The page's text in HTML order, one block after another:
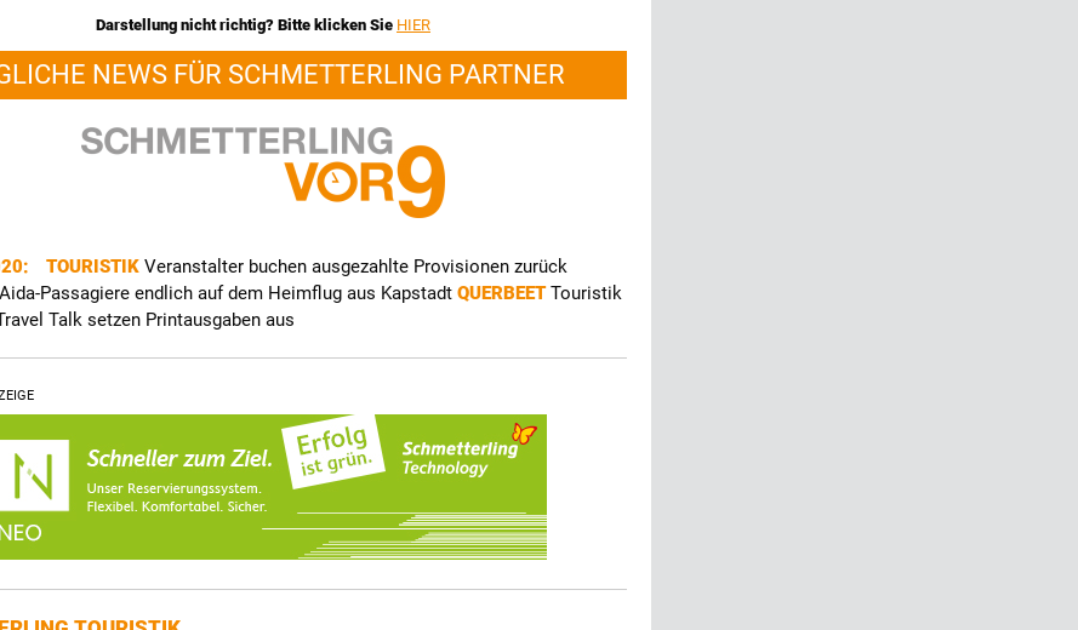
Darstellung nicht richtig? Bitte klicken Sie HIER
NEWS FÜR SCHMETTERLING PARTNER
TOURISTIK Veranstalter buchen ausgezahlte Provisionen zurück
Aida-Passagiere endlich auf dem Heimflug aus Kapstadt QUERBEETTouristik
Talk setzen Printausgaben aus